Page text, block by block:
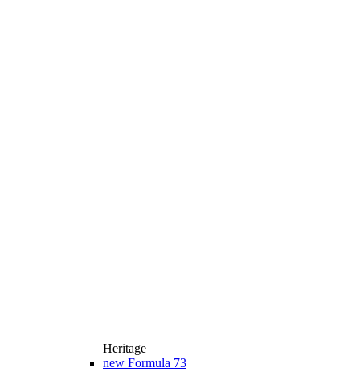
Heritage
new Formula 73